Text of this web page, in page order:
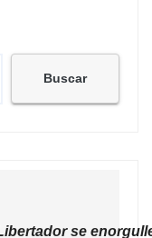
Buscar
se